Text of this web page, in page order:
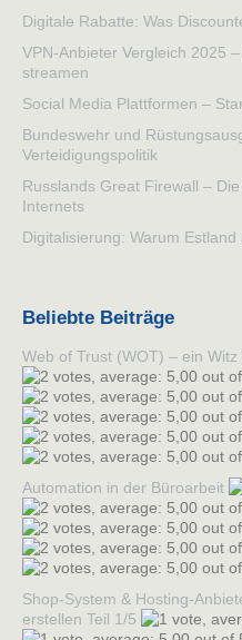
Digitale Rabatte: Was
VPN-Anbieter Vergleich 2025
streamen
Social Media Plattformen –
Bundeswehr und
Verteidigungspolitik
Russlands Great Firewall –
Internets
Digitalisierung: Warum
Beliebte Beiträge
Web of Trust (WOT) – ein
Automation in der Büroarbeit
Shop-System & Hosting-
erstellen Teil 1/5